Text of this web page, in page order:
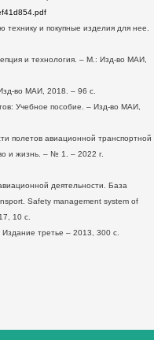
и покупные изделия для нее.
и технология. – М.: Изд-во МАИ,
во МАИ, 2018. – 96 с.
Учебное пособие. – Изд-во МАИ,
авиационной транспортной
и жизнь. – № 1. – 2022 г.
деятельности. База
Safety management system of
10 с.
третье – 2013, 300 с.